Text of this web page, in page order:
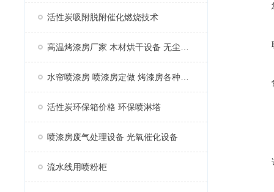
活性炭吸附脱附催化燃烧技术
活性炭环保箱价格 环保喷淋塔
喷漆房废气处理设备 光氧催化设备
流水线用喷粉柜